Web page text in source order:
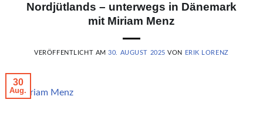
Nordjütlands – unterwegs in Dänemark
mit Miriam Menz
VERÖFFENTLICHT AM30. AUGUST 2025 VON ERIK LORENZ
© Miriam Menz
30
Aug.